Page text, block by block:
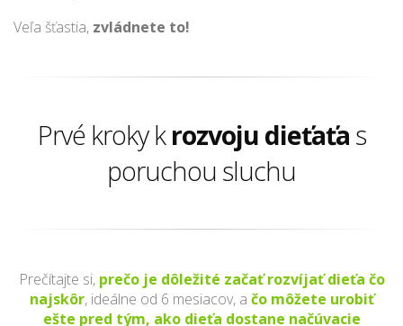
Veľa šťastia, zvládnete to!
Prvé kroky krozvoju dieťaťa s
poruchou sluchu
Prečítajte si, prečo je dôležité začať rozvíjať dieťa čo
najskôr, ideálne od 6 mesiacov, a čo môžete urobiť
ešte pred tým, ako dieťa dostane načúvacie